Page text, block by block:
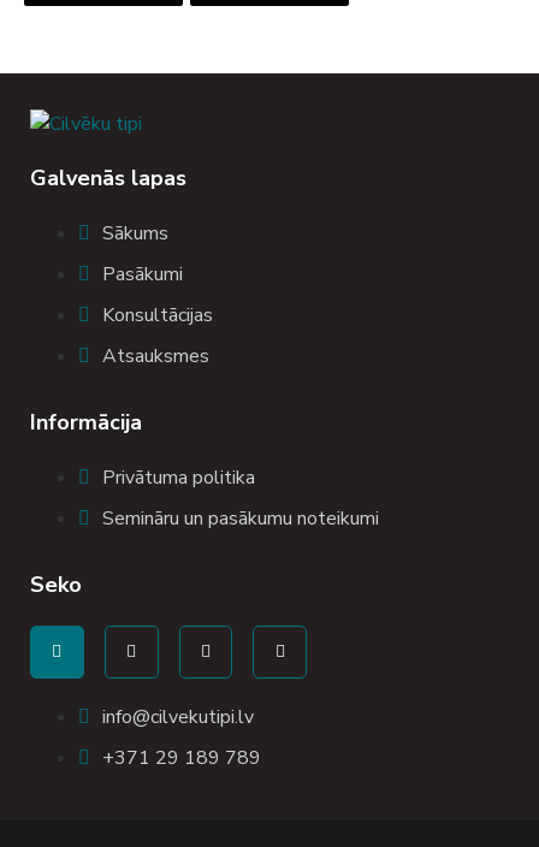
Galvenās lapas
Sākums
Pasākumi
Konsultācijas
Atsauksmes
Informācija
Privātuma politika
Semināru un pasākumu noteikumi
Seko
info@cilvekutipi.lv
+371 29 189 789